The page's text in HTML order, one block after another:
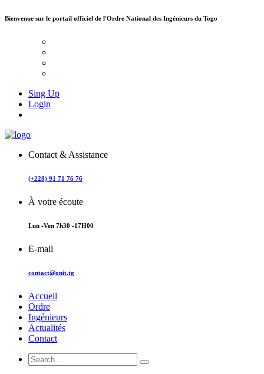
Bienvenue sur le portail officiel de l'Ordre National des Ingénieurs du Togo
Sing Up
Login
Contact & Assistance
(+228) 91 71 76 76
À votre écoute
Lun -Ven 7h30 -17H00
E-mail
contact@onit.tg
Accueil
Ordre
Ingénieurs
Actualités
Contact